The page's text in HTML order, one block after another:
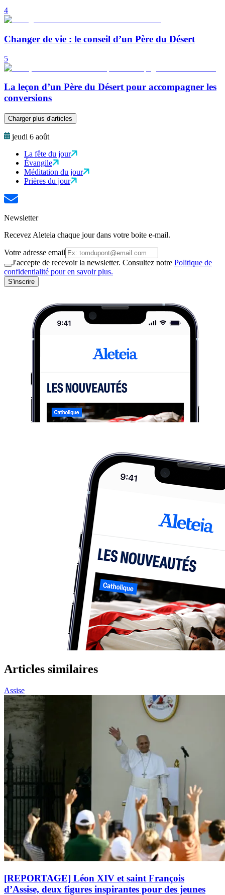
4
Changer de vie : le conseil d’un Père du Désert
5
La leçon d’un Père du Désert pour accompagner les
conversions
Charger plus d'articles
jeudi 6 août
La fête du jour
Évangile
Méditation du jour
Prières du jour
Newsletter
Recevez Aleteia chaque jour dans votre boite e-mail.
Votre adresse email
J'accepte de recevoir la newsletter. Consultez notre Politique de
confidentialité pour en savoir plus.
S'inscrire
Articles similaires
Assise
[REPORTAGE] Léon XIV et saint François
d’Assise, deux figures inspirantes pour des jeunes